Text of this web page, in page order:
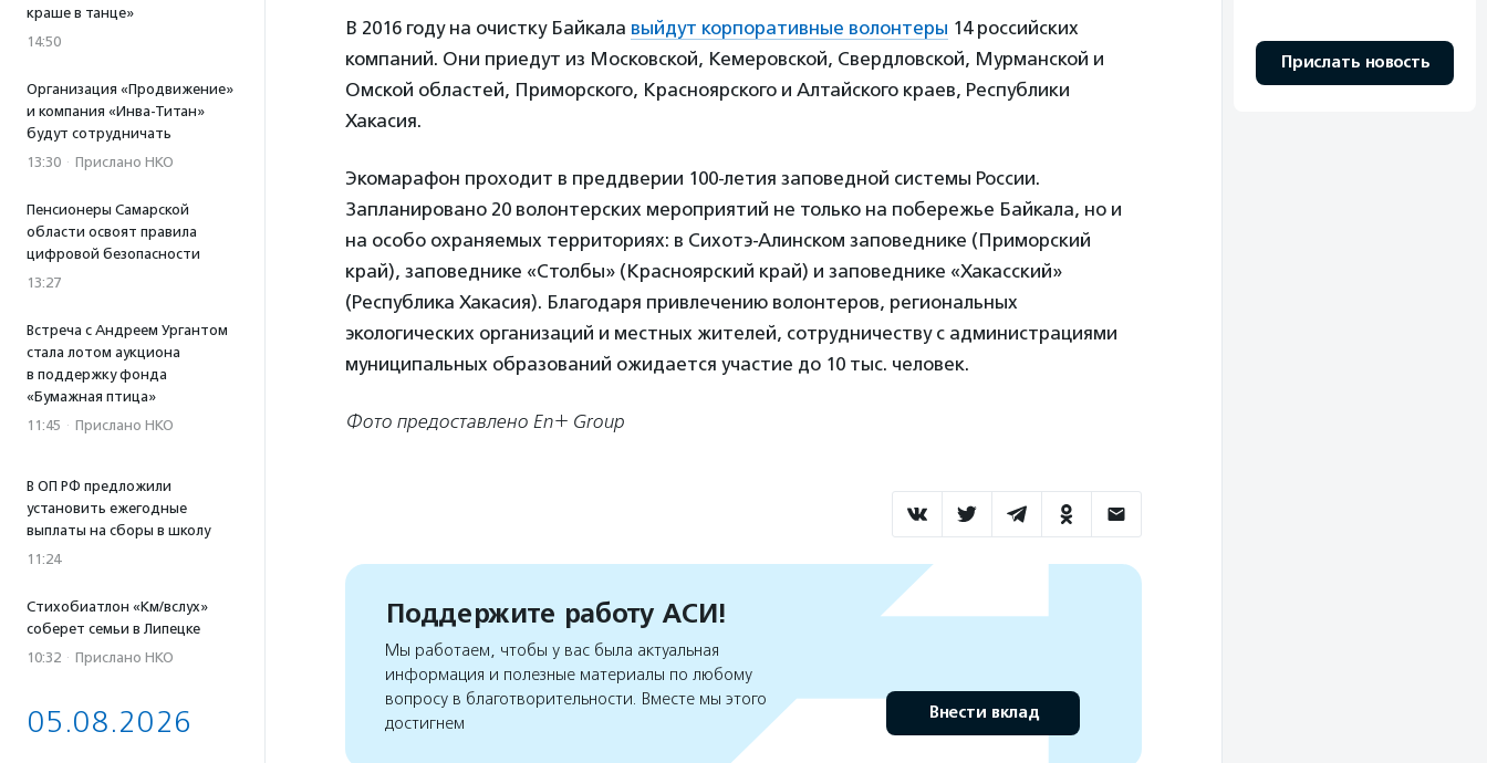
краше в танце»
14:50
Организация «Продвижение»
и компания «Инва-Титан»
будут сотрудничать
13:30 · Прислано НКО
Пенсионеры Самарской
области освоят правила
цифровой безопасности
13:27
Встреча с Андреем Ургантом
стала лотом аукциона
в поддержку фонда
«Бумажная птица»
11:45 · Прислано НКО
В ОП РФ предложили
установить ежегодные
выплаты на сборы в школу
11:24
Стихобиатлон «Км/вслух»
соберет семьи в Липецке
10:32 · Прислано НКО
05.08.2026
В 2016 году на очистку Байкала выйдут корпоративные волонтеры 14 российских
компаний. Они приедут из Московской, Кемеровской, Свердловской, Мурманской и
Омской областей, Приморского, Красноярского и Алтайского краев, Республики
Хакасия.
Экомарафон проходит в преддверии 100-летия заповедной системы России.
Запланировано 20 волонтерских мероприятий не только на побережье Байкала, но и
на особо охраняемых территориях: в Сихотэ-Алинском заповеднике (Приморский
край), заповеднике «Столбы» (Красноярский край) и заповеднике «Хакасский»
(Республика Хакасия). Благодаря привлечению волонтеров, региональных
экологических организаций и местных жителей, сотрудничеству с администрациями
муниципальных образований ожидается участие до 10 тыс. человек.
Фото предоставлено En+ Group
Поддержите работу АСИ!
Мы работаем, чтобы у вас была актуальная
информация и полезные материалы по любому
вопросу в благотворительности. Вместе мы этого
достигнем
Внести вклад
Прислать новость